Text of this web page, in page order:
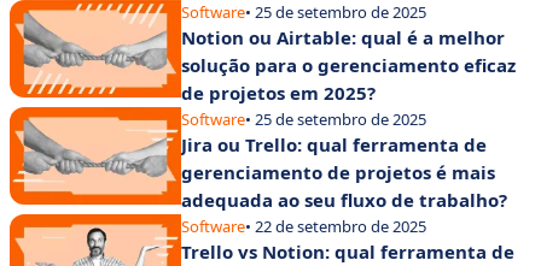
Software• 25 de setembro de 2025
Notion ou Airtable: qual é a melhor
solução para o gerenciamento eficaz
de projetos em 2025?
Software• 25 de setembro de 2025
Jira ou Trello: qual ferramenta de
gerenciamento de projetos é mais
adequada ao seu fluxo de trabalho?
Software• 22 de setembro de 2025
Trello vs Notion: qual ferramenta de